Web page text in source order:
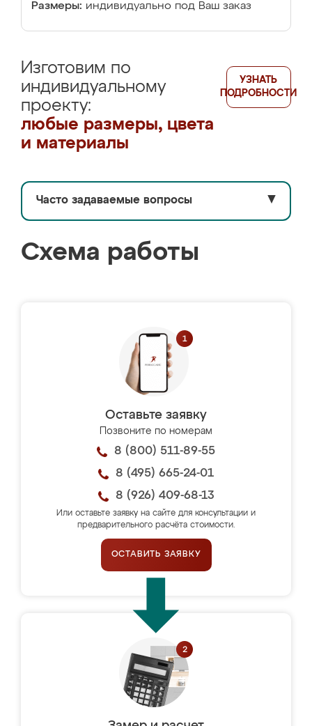
Размеры: индивидуально под Ваш заказ
Изготовим по
индивидуальному
проекту:
любые размеры, цвета
и материалы
УЗНАТЬ
ПОДРОБНОСТИ
Часто задаваемые вопросы ▼
Схема работы
Оставьте заявку
Позвоните по номерам
8 (800) 511-89-55
8 (495) 665-24-01
8 (926) 409-68-13
Или оставьте заявку на сайте для консультации и
предварительного расчёта стоимости.
ОСТАВИТЬ ЗАЯВКУ